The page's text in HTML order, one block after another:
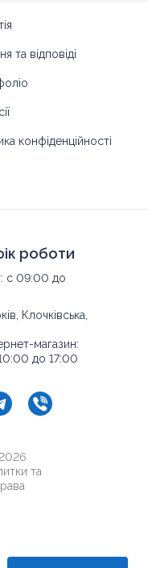
та відповіді
конфіденційності
роботи
с 09:00 до
Клочківська,
магазин:
до 17:00
та